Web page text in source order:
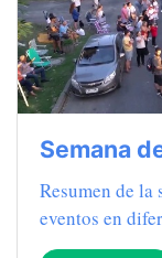
Semana
Resumen de la
eventos en